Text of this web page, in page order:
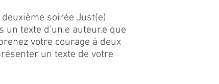
soirée Just(e)
un texte d'un.e auteur.e que
votre courage à deux
un texte de votre